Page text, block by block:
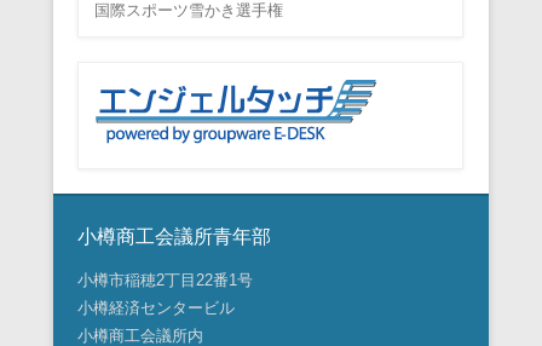
国際スポーツ雪かき選手権
小樽商工会議所青年部
小樽市稲穂2丁目22番1号
小樽経済センタービル
小樽商工会議所内